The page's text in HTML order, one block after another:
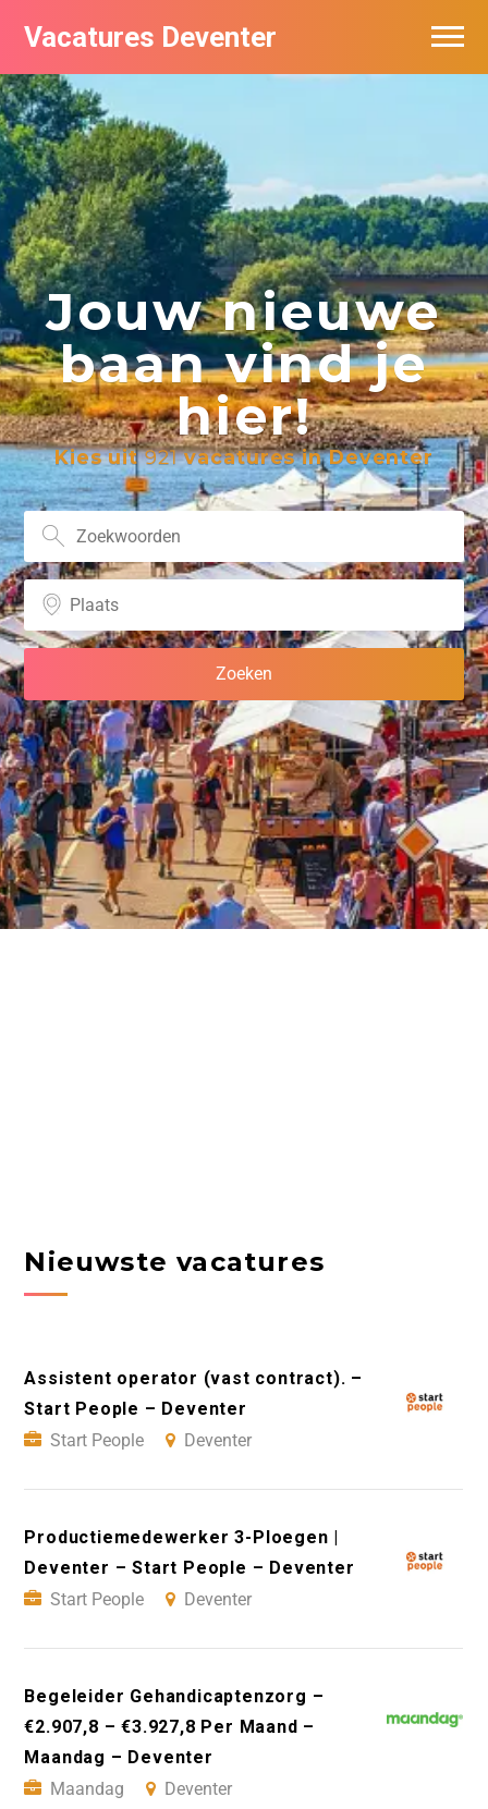
Vacatures Deventer
Jouw nieuwe
baan vind je
hier!
Kies uit921vacatures in Deventer
Nieuwste vacatures
Assistent operator (vast contract). –
Start People – Deventer
Start People
Deventer
Productiemedewerker 3-Ploegen |
Deventer – Start People – Deventer
Start People
Deventer
Begeleider Gehandicaptenzorg –
€2.907,8 – €3.927,8 Per Maand –
Maandag – Deventer
Maandag
Deventer
Vacatures per bedrijf in Deventer
De populairste vacatures in Deventer
Nieuwsbrief feed